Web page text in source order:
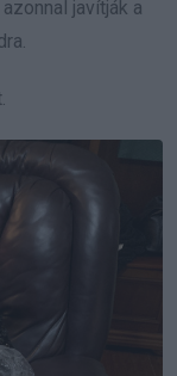
javítják a